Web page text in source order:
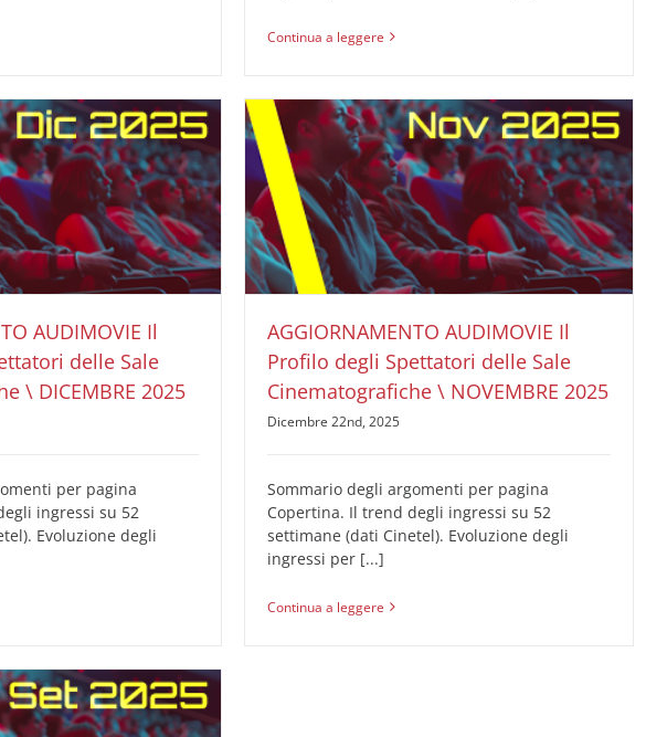
Continua a leggere
AUDIMOVIE Il Profilo degli
Cinematografiche \
2025
Pubblicità Cinema Il Profilo
Sale Cinematografiche
AUDIMOVIE Il
delle Sale
\ DICEMBRE 2025
per pagina
ingressi su 52
Evoluzione degli
AGGIORNAMENTO AUDIMOVIE Il Profilo degli
Spettatori delle Sale Cinematografiche \
NOVEMBRE 2025
AUDIMOVIE Ricerche Pubblicità Cinema Il Profilo
degli Spettatori delle Sale Cinematografiche
AGGIORNAMENTO AUDIMOVIE Il
Profilo degli Spettatori delle Sale
Cinematografiche \ NOVEMBRE 2025
Dicembre 22nd, 2025
Sommario degli argomenti per pagina
Copertina. Il trend degli ingressi su 52
settimane (dati Cinetel). Evoluzione degli
ingressi per [...]
Continua a leggere